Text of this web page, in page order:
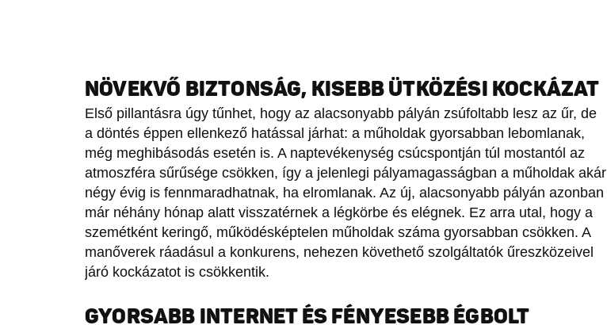
NÖVEKVŐ BIZTONSÁG, KISEBB ÜTKÖZÉSI KOCKÁZAT
Első pillantásra úgy tűnhet, hogy az alacsonyabb pályán zsúfoltabb lesz az űr, de
a döntés éppen ellenkező hatással járhat: a műholdak gyorsabban lebomlanak,
még meghibásodás esetén is. A naptevékenység csúcspontján túl mostantól az
atmoszféra sűrűsége csökken, így a jelenlegi pályamagasságban a műholdak akár
négy évig is fennmaradhatnak, ha elromlanak. Az új, alacsonyabb pályán azonban
már néhány hónap alatt visszatérnek a légkörbe és elégnek. Ez arra utal, hogy a
szemétként keringő, működésképtelen műholdak száma gyorsabban csökken. A
manőverek ráadásul a konkurens, nehezen követhető szolgáltatók űreszközeivel
járó kockázatot is csökkentik.
GYORSABB INTERNET ÉS FÉNYESEBB ÉGBOLT